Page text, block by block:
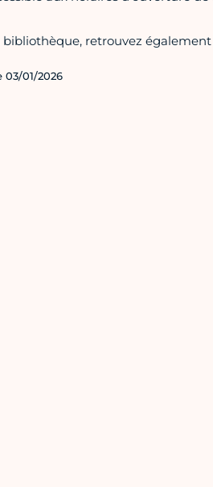
bibliothèque, retrouvez
03/01/2026